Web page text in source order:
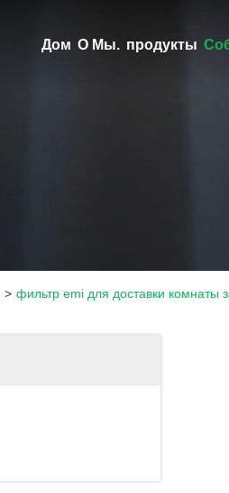
Дом О Мы. продукты
> фильтр emi для доставки комнаты